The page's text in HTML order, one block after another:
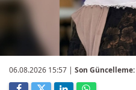
06.08.2026 15:57 | Son Güncelleme: